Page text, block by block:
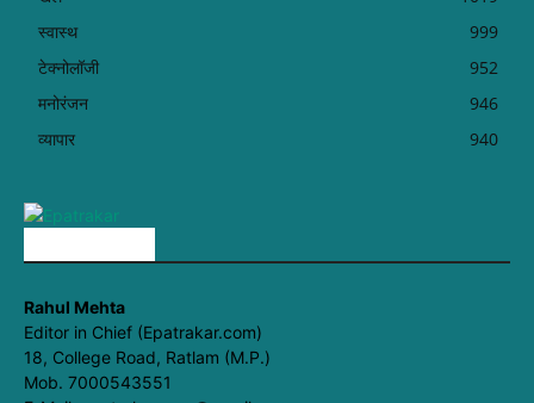
स्वास्थ
999
टेक्नोलॉजी
952
मनोरंजन
946
व्यापार
940
Rahul Mehta
Editor in Chief (Epatrakar.com)
18, College Road, Ratlam (M.P.)
Mob. 7000543551